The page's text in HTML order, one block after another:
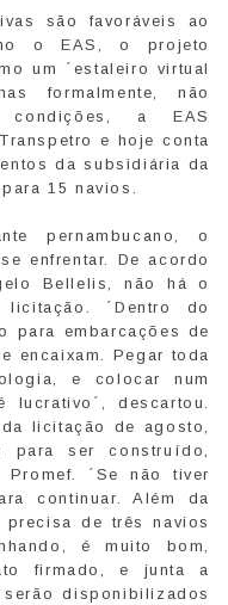
são favoráveis ao
o EAS, o projeto
um ´estaleiro virtual
formalmente, não
condições, a EAS
e hoje conta
da subsidiária da
15 navios.
pernambucano, o
enfrentar. De acordo
Bellelis, não há o
´Dentro do
para embarcações de
encaixam. Pegar toda
e colocar num
descartou.
licitação de agosto,
para ser construído,
´Se não tiver
continuar. Além da
precisa de três navios
é muito bom,
firmado, e junta a
disponibilizados